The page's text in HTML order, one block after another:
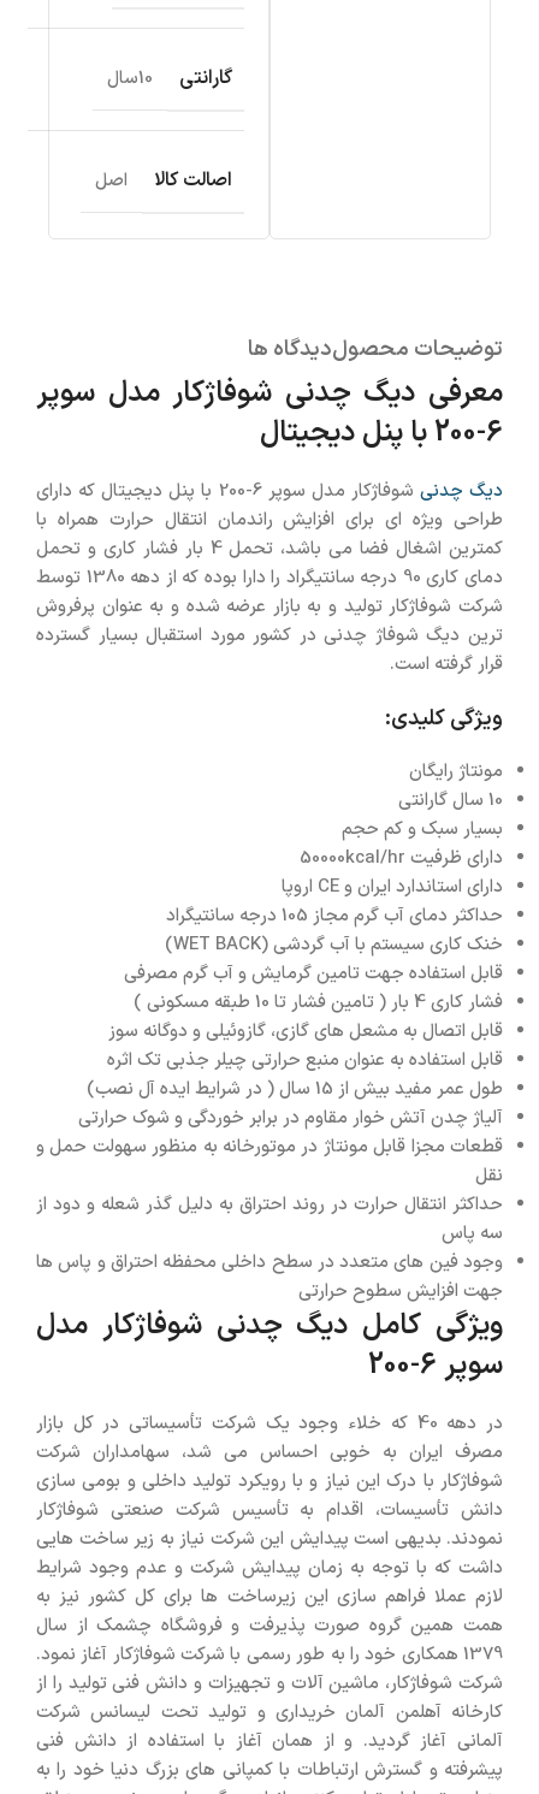
گارانتی 10سال
اصالت کالا اصل
توضیحات محصولدیدگاه ها
معرفی دیگ چدنی شوفاژکار مدل سوپر
6-200 با پنل دیجیتال
دیگ چدنی
شوفاژکار مدل سوپر 6-200 با پنل دیجیتال که دارای
طراحی ویژه ای برای افزایش راندمان انتقال حرارت همراه با
کمترین اشغال فضا می باشد، تحمل 4 بار فشار کاری و تحمل
دمای کاری 90 درجه سانتیگراد را دارا بوده که از دهه 1380 توسط
شرکت شوفاژکار تولید و به بازار عرضه شده و به عنوان پرفروش
ترین دیگ شوفاژ چدنی در کشور مورد استقبال بسیار گسترده
قرار گرفته است.
ویژگی کلیدی:
مونتاژ رایگان
10 سال گارانتی
بسیار سبک و کم حجم
دارای ظرفیت 50000kcal/hr
دارای استاندارد ایران و CE اروپا
حداکثر دمای آب گرم مجاز 105 درجه سانتیگراد
خنک کاری سیستم با آب گردشی (WET BACK)
قابل استفاده جهت تامین گرمایش و آب گرم مصرفی
فشار کاری 4 بار ( تامین فشار تا 10 طبقه مسکونی )
قابل اتصال به مشعل های گازی، گازوئیلی و دوگانه سوز
قابل استفاده به عنوان منبع حرارتی چیلر جذبی تک اثره
طول عمر مفید بیش از 15 سال ( در شرایط ایده آل نصب)
آلیاژ چدن آتش خوار مقاوم در برابر خوردگی و شوک حرارتی
قطعات مجزا قابل مونتاژ در موتورخانه به منظور سهولت حمل و
نقل
حداکثر انتقال حرارت در روند احتراق به دلیل گذر شعله و دود از
سه پاس
وجود فین های متعدد در سطح داخلی محفظه احتراق و پاس ها
جهت افزایش سطوح حرارتی
ویژگی کامل دیگ چدنی شوفاژکار مدل
سوپر 6-200
در دهه 40 که خلاء وجود یک شرکت تأسیساتی در کل بازار
مصرف ایران به خوبی احساس می شد، سهامداران شرکت
شوفاژکار با درک این نیاز و با رویکرد تولید داخلی و بومی سازی
دانش تأسیسات، اقدام به تأسیس شرکت صنعتی شوفاژکار
نمودند. بدیهی است پیدایش این شرکت نیاز به زیر ساخت هایی
داشت که با توجه به زمان پیدایش شرکت و عدم وجود شرایط
لازم عملا فراهم سازی این زیرساخت ها برای کل کشور نیز به
همت همین گروه صورت پذیرفت و فروشگاه چشمک از سال
1379 همکاری خود را به طور رسمی با شرکت شوفاژکار آغاز نمود.
شرکت شوفاژکار، ماشین آلات و تجهیزات و دانش فنی تولید را از
کارخانه آهلمن آلمان خریداری و تولید تحت لیسانس شرکت
آلمانی آغاز گردید. و از همان آغاز با استفاده از دانش فنی
پیشرفته و گسترش ارتباطات با کمپانی های بزرگ دنیا خود را به